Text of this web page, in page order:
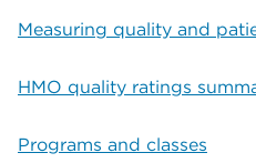
Measuring quality and
HMO quality ratings
Programs and classes